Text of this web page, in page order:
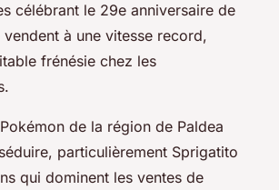
célébrant le 29e anniversaire de
à une vitesse record,
frénésie chez les
de la région de Paldea
particulièrement Sprigatito
qui dominent les ventes de